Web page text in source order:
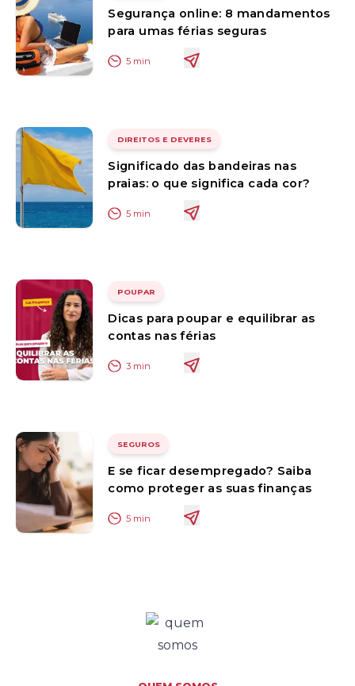
Segurança online: 8 mandamentos
para umas férias seguras
5 min
DIREITOS E DEVERES
Significado das bandeiras nas
praias: o que significa cada cor?
5 min
POUPAR
Dicas para poupar e equilibrar as
contas nas férias
3 min
SEGUROS
E se ficar desempregado? Saiba
como proteger as suas finanças
5 min